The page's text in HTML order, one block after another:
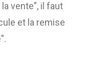
vente”, il faut
et la remise